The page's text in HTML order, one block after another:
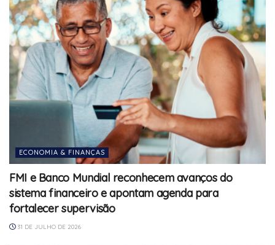
ECONOMIA & FINANÇAS
FMI e Banco Mundial reconhecem avanços do
sistema financeiro e apontam agenda para
fortalecer supervisão
31 DE JULHO DE 2026